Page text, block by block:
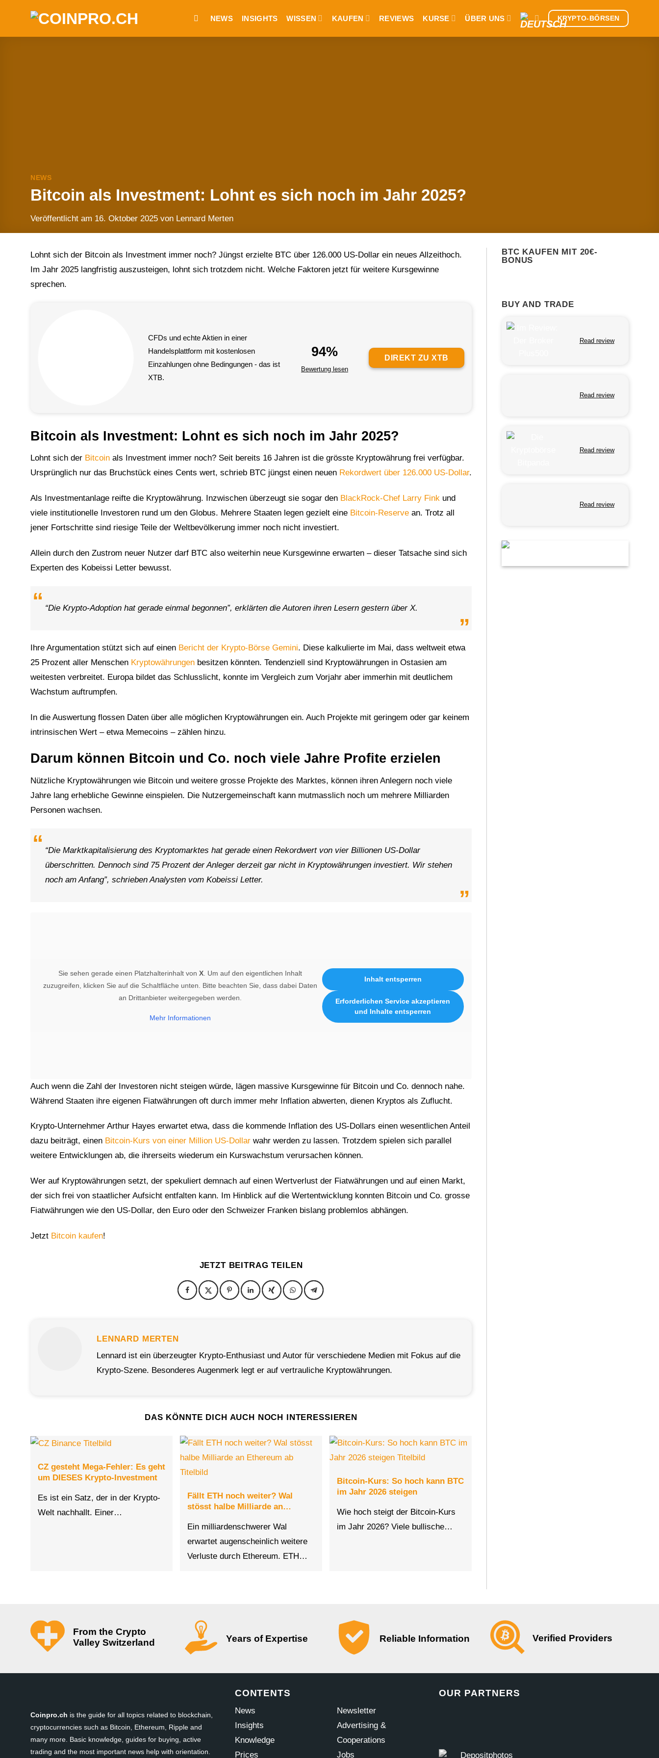
NEWS INSIGHTS WISSEN KAUFEN REVIEWS KURSE ÜBER UNS KRYPTO-BÖRSEN
NEWS
Bitcoin als Investment: Lohnt es sich noch im Jahr 2025?
Veröffentlicht am 16. Oktober 2025 von Lennard Merten
Lohnt sich der Bitcoin als Investment immer noch? Jüngst erzielte BTC über 126.000 US-Dollar ein neues Allzeithoch.
Im Jahr 2025 langfristig auszusteigen, lohnt sich trotzdem nicht. Welche Faktoren jetzt für weitere Kursgewinne
sprechen.
CFDs und echte Aktien in einer
Handelsplattform mit kostenlosen
Einzahlungen ohne Bedingungen - das ist
XTB.
94%
Bewertung lesen
DIREKT ZU XTB
Bitcoin als Investment: Lohnt es sich noch im Jahr 2025?
Lohnt sich der Bitcoin als Investment immer noch? Seit bereits 16 Jahren ist die grösste Kryptowährung frei verfügbar.
Ursprünglich nur das Bruchstück eines Cents wert, schrieb BTC jüngst einen neuen Rekordwert über 126.000 US-Dollar.
Als Investmentanlage reifte die Kryptowährung. Inzwischen überzeugt sie sogar den BlackRock-Chef Larry Fink und
viele institutionelle Investoren rund um den Globus. Mehrere Staaten legen gezielt eine Bitcoin-Reserve an. Trotz all
jener Fortschritte sind riesige Teile der Weltbevölkerung immer noch nicht investiert.
Allein durch den Zustrom neuer Nutzer darf BTC also weiterhin neue Kursgewinne erwarten – dieser Tatsache sind sich
Experten des Kobeissi Letter bewusst.
“Die Krypto-Adoption hat gerade einmal begonnen”, erklärten die Autoren ihren Lesern gestern über X.
Ihre Argumentation stützt sich auf einen Bericht der Krypto-Börse Gemini. Diese kalkulierte im Mai, dass weltweit etwa
25 Prozent aller Menschen Kryptowährungen besitzen könnten. Tendenziell sind Kryptowährungen in Ostasien am
weitesten verbreitet. Europa bildet das Schlusslicht, konnte im Vergleich zum Vorjahr aber immerhin mit deutlichem
Wachstum auftrumpfen.
In die Auswertung flossen Daten über alle möglichen Kryptowährungen ein. Auch Projekte mit geringem oder gar keinem
intrinsischen Wert – etwa Memecoins – zählen hinzu.
Darum können Bitcoin und Co. noch viele Jahre Profite erzielen
Nützliche Kryptowährungen wie Bitcoin und weitere grosse Projekte des Marktes, können ihren Anlegern noch viele
Jahre lang erhebliche Gewinne einspielen. Die Nutzergemeinschaft kann mutmasslich noch um mehrere Milliarden
Personen wachsen.
“Die Marktkapitalisierung des Kryptomarktes hat gerade einen Rekordwert von vier Billionen US-Dollar
überschritten. Dennoch sind 75 Prozent der Anleger derzeit gar nicht in Kryptowährungen investiert. Wir stehen
noch am Anfang”, schrieben Analysten vom Kobeissi Letter.
Sie sehen gerade einen Platzhalterinhalt von X. Um auf den eigentlichen Inhalt
zuzugreifen, klicken Sie auf die Schaltfläche unten. Bitte beachten Sie, dass dabei Daten
an Drittanbieter weitergegeben werden.
Mehr Informationen
Inhalt entsperren
Erforderlichen Service akzeptieren
und Inhalte entsperren
Auch wenn die Zahl der Investoren nicht steigen würde, lägen massive Kursgewinne für Bitcoin und Co. dennoch nahe.
Während Staaten ihre eigenen Fiatwährungen oft durch immer mehr Inflation abwerten, dienen Kryptos als Zuflucht.
Krypto-Unternehmer Arthur Hayes erwartet etwa, dass die kommende Inflation des US-Dollars einen wesentlichen Anteil
dazu beiträgt, einen Bitcoin-Kurs von einer Million US-Dollar wahr werden zu lassen. Trotzdem spielen sich parallel
weitere Entwicklungen ab, die ihrerseits wiederum ein Kurswachstum verursachen können.
Wer auf Kryptowährungen setzt, der spekuliert demnach auf einen Wertverlust der Fiatwährungen und auf einen Markt,
der sich frei von staatlicher Aufsicht entfalten kann. Im Hinblick auf die Wertentwicklung konnten Bitcoin und Co. grosse
Fiatwährungen wie den US-Dollar, den Euro oder den Schweizer Franken bislang problemlos abhängen.
Jetzt Bitcoin kaufen!
JETZT BEITRAG TEILEN
LENNARD MERTEN
Lennard ist ein überzeugter Krypto-Enthusiast und Autor für verschiedene Medien mit Fokus auf die
Krypto-Szene. Besonderes Augenmerk legt er auf vertrauliche Kryptowährungen.
DAS KÖNNTE DICH AUCH NOCH INTERESSIEREN
CZ gesteht Mega-Fehler: Es geht
um DIESES Krypto-Investment
Es ist ein Satz, der in der Krypto-
Welt nachhallt. Einer…
Fällt ETH noch weiter? Wal
stösst halbe Milliarde an…
Ein milliardenschwerer Wal
erwartet augenscheinlich weitere
Verluste durch Ethereum. ETH…
Bitcoin-Kurs: So hoch kann BTC
im Jahr 2026 steigen
Wie hoch steigt der Bitcoin-Kurs
im Jahr 2026? Viele bullische…
BTC KAUFEN MIT 20€-
BONUS
BUY AND TRADE
Read review
Read review
Read review
Read review
From the Crypto
Valley Switzerland
Years of Expertise Reliable Information Verified Providers
Coinpro.ch is the guide for all topics related to blockchain,
cryptocurrencies such as Bitcoin, Ethereum, Ripple and
many more. Basic knowledge, guides for buying, active
trading and the most important news help with orientation.
CONTENTS
News
Insights
Knowledge
Prices
Newsletter
Advertising &
Cooperations
Jobs
OUR PARTNERS